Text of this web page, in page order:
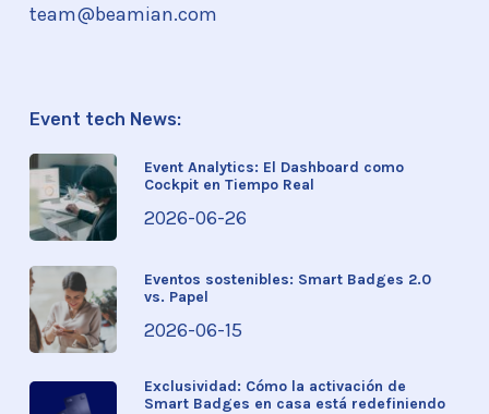
team@beamian.com
Event tech News:
Event Analytics: El Dashboard como
Cockpit en Tiempo Real
2026-06-26
Eventos sostenibles: Smart Badges 2.0
vs. Papel
2026-06-15
Exclusividad: Cómo la activación de
Smart Badges en casa está redefiniendo